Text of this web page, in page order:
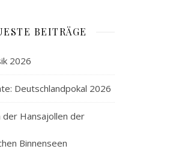
BEITRÄGE
2026
Deutschlandpokal 2026
der Hansajollen der
Binnenseen